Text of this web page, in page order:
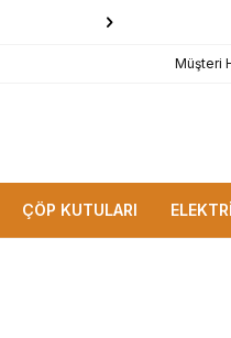
Müşteri
ÇÖP KUTULARI